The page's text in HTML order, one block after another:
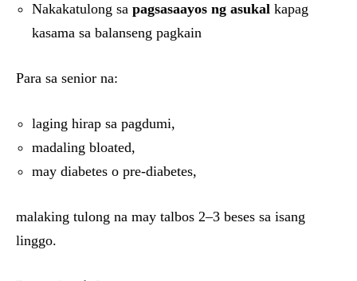
Nakakatulong sa pagsasaayos ng asukal kapag
kasama sa balanseng pagkain
Para sa senior na:
laging hirap sa pagdumi,
madaling bloated,
may diabetes o pre-diabetes,
malaking tulong na may talbos 2–3 beses sa isang
linggo.